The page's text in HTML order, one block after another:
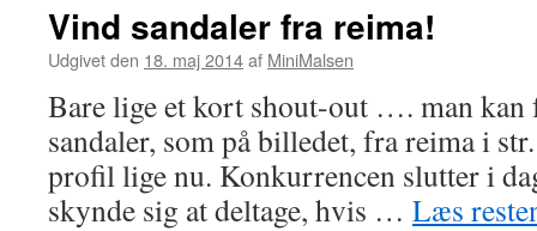
Vind sandaler fra reima!
Udgivet den 18. maj 2014af MiniMalsen
Bare lige et kort shout-out …. man kan
sandaler, som på billedet, fra reima i
profil lige nu. Konkurrencen slutter i
skynde sig at deltage, hvis … Læs